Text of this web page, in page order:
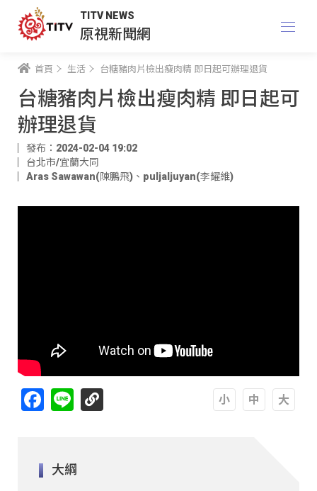
TITV NEWS
原視新聞網
首頁 生活 台糖豬肉片檢出瘦肉精 即日起可辦理退貨
台糖豬肉片檢出瘦肉精 即日起可
辦理退貨
發布：2024-02-04 19:02
台北市/宜蘭大同
Aras Sawawan(陳鵬飛) 、 puljaljuyan(李耀維)
Facebook
Line
大綱